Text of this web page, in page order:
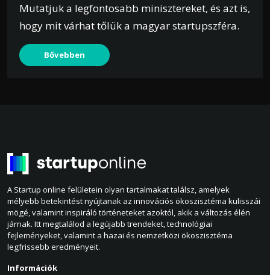
Mutatjuk a legfontosabb minisztereket, és azt is,
hogy mit várhat tőlük a magyar startupszféra.
Bővebben
A Startup online felületein olyan tartalmakat találsz, amelyek
mélyebb betekintést nyújtanak az innovációs ökoszisztéma kulisszái
mögé, valamint inspiráló történeteket azoktól, akik a változás élén
járnak. Itt megtalálod a legújabb trendeket, technológiai
fejleményeket, valamint a hazai és nemzetközi ökoszisztéma
legfrissebb eredményeit.
Információk